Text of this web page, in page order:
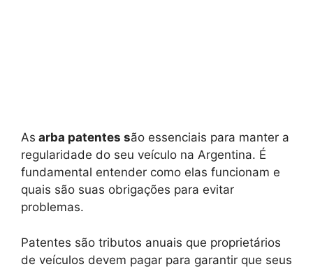
As arba patentes são essenciais para manter a
regularidade do seu veículo na Argentina. É
fundamental entender como elas funcionam e
quais são suas obrigações para evitar
problemas.
Patentes são tributos anuais que proprietários
de veículos devem pagar para garantir que seus